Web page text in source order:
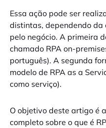
Essa ação pode ser
distintas, dependendo
pelo negócio. A primeira
chamado RPA on-
português). A segunda
modelo de RPA as a
como serviço).
O objetivo deste artigo é
completo sobre o que é